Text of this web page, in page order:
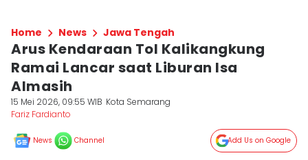
Home News Jawa Tengah
Arus Kendaraan Tol Kalikangkung
Ramai Lancar saat Liburan Isa
Almasih
15 Mei 2026, 09:55 WIB Kota Semarang
Fariz Fardianto
News Channel Add Us on Google